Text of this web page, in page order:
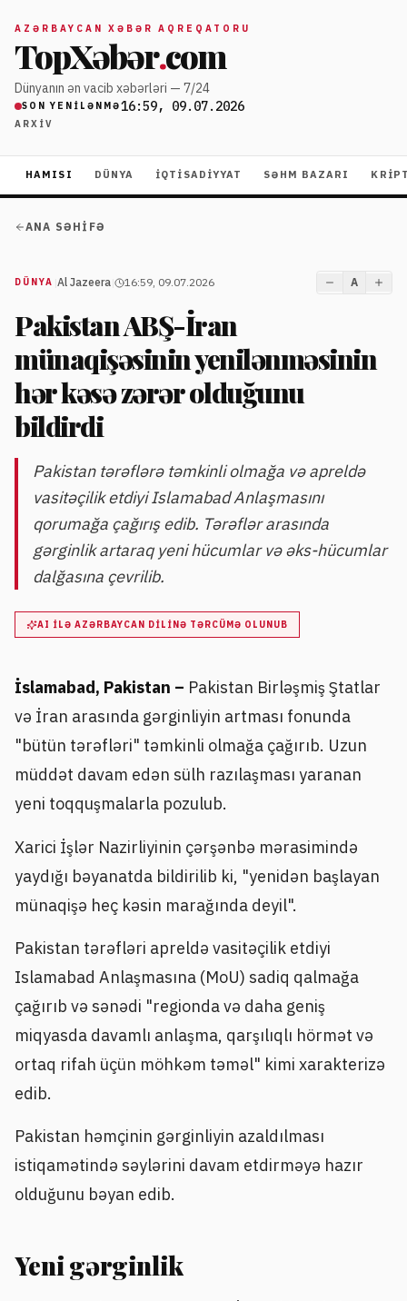
AZƏRBAYCAN XƏBƏR AQREQATORU
TopXəbər.com
Dünyanın ən vacib xəbərləri — 7/24
SON YENILƏNMƏ16:59, 09.07.2026
ARXIV
HAMISI DÜNYA İQTISADIYYAT SƏHM BAZARI
ANA SƏHIFƏ
DÜNYA Al Jazeera 16:59, 09.07.2026 A
Pakistan ABŞ-İran
münaqişəsinin yenilənməsinin
hər kəsə zərər olduğunu
bildirdi
Pakistan tərəflərə təmkinli olmağa və apreldə
vasitəçilik etdiyi Islamabad Anlaşmasını
qorumağa çağırış edib. Tərəflər arasında
gərginlik artaraq yeni hücumlar və əks-hücumlar
dalğasına çevrilib.
AI ILƏ AZƏRBAYCAN DILINƏ TƏRCÜMƏ OLUNUB
İslamabad, Pakistan – Pakistan Birləşmiş Ştatlar
və İran arasında gərginliyin artması fonunda
"bütün tərəfləri" təmkinli olmağa çağırıb. Uzun
müddət davam edən sülh razılaşması yaranan
yeni toqquşmalarla pozulub.
Xarici İşlər Nazirliyinin çərşənbə mərasimində
yaydığı bəyanatda bildirilib ki, "yenidən başlayan
münaqişə heç kəsin marağında deyil".
Pakistan tərəfləri apreldə vasitəçilik etdiyi
Islamabad Anlaşmasına (MoU) sadiq qalmağa
çağırıb və sənədi "regionda və daha geniş
miqyasda davamlı anlaşma, qarşılıqlı hörmət və
ortaq rifah üçün möhkəm təməl" kimi xarakterizə
edib.
Pakistan həmçinin gərginliyin azaldılması
istiqamətində səylərini davam etdirməyə hazır
olduğunu bəyan edib.
Yeni gərginlik